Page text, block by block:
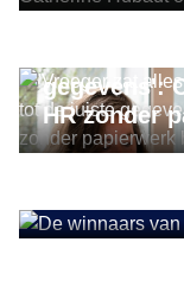
gegevens':
HR zonder
BUSINESS GROWTH